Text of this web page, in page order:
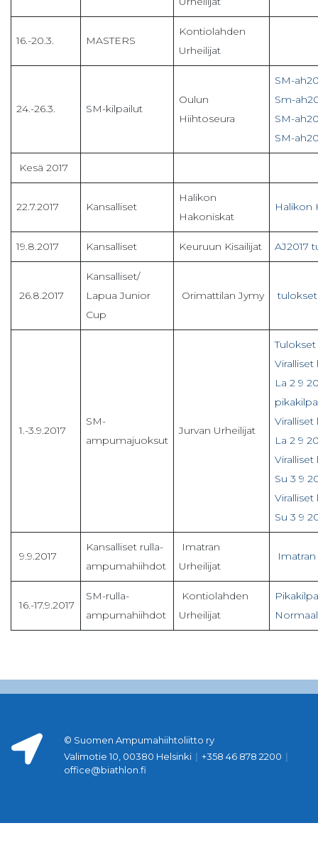
16.-20.3. MASTERS
Kontiolahden
Urheilijat
24.-26.3. SM-kilpailut
Oulun
Hiihtoseura
SM-
Sm-
SM-
SM-
Kesä 2017
22.7.2017 Kansalliset
Halikon
Hakoniskat
Halikon
19.8.2017 Kansalliset Keuruun Kisailijat AJ2017
26.8.2017
Kansalliset/
Lapua Junior
Cup
Orimattilan Jymy
1.-3.9.2017
SM-
ampumajuoksut
Jurvan Urheilijat
Tulokset
La 2 9
La 2 9
Su 3 9
Su 3 9
9.9.2017
Kansalliset rulla-
ampumahiihdot
Imatran
Urheilijat
16.-17.9.2017
SM-rulla-
ampumahiihdot
Kontiolahden
Urheilijat
© Suomen Ampumahiihtoliitto ry
Valimotie 10, 00380 Helsinki | +358 46 878 2200 |
office@biathlon.fi